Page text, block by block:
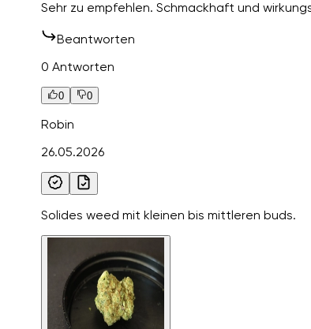
Sehr zu empfehlen. Schmackhaft und
Beantworten
0 Antworten
0 0
Robin
26.05.2026
Solides weed mit kleinen bis mittleren buds.